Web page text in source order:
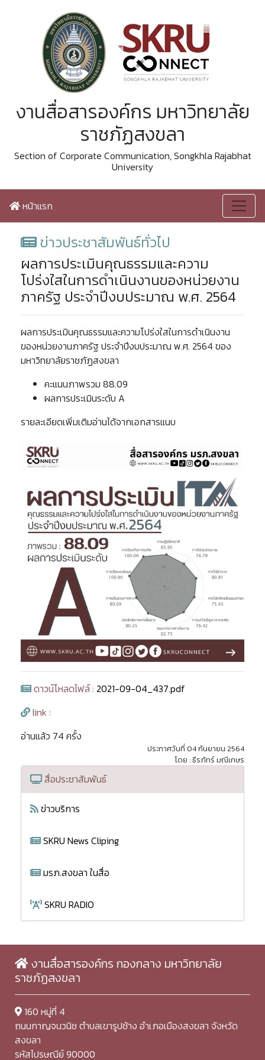
งานสื่อสารองค์กร มหาวิทยาลัย
ราชภัฏสงขลา
Section of Corporate Communication, Songkhla Rajabhat
University
หน้าแรก
ข่าวประชาสัมพันธ์ทั่วไป
ผลการประเมินคุณธรรมและความ
โปร่งใสในการดำเนินงานของหน่วยงาน
ภาครัฐ ประจำปีงบประมาณ พ.ศ. 2564
ผลการประเมินคุณธรรมและความโปร่งใสในการดำเนินงาน
ของหน่วยงานภาครัฐ ประจำปีงบประมาณ พ.ศ. 2564 ของ
มหาวิทยาลัยราชภัฏสงขลา
คะแนนภาพรวม 88.09
ผลการประเมินระดับ A
รายละเอียดเพิ่มเติมอ่านได้จากเอกสารแนบ
ดาวน์โหลดไฟล์ : 2021-09-04_437.pdf
link :
อ่านแล้ว 74 ครั้ง
ประกาศวันที่ 04 กันยายน 2564
โดย : ธีรภัทร์ มณีเกษร
สื่อประชาสัมพันธ์
ข่าวบริการ
SKRU News Cliping
มรภ.สงขลา ในสื่อ
SKRU RADIO
งานสื่อสารองค์กร กองกลาง มหาวิทยาลัย
ราชภัฏสงขลา
160 หมู่ที่ 4
ถนนกาญจนวนิช ตำบลเขารูปช้าง อำเภอเมืองสงขลา จังหวัด
สงขลา
รหัสไปรษณีย์ 90000